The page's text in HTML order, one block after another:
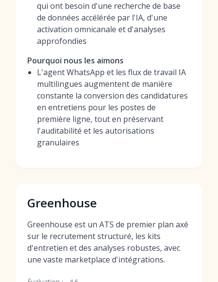
qui ont besoin d'une recherche de base
de données accélérée par l'IA, d'une
activation omnicanale et d'analyses
approfondies
Pourquoi nous les aimons
L'agent WhatsApp et les flux de travail IA
multilingues augmentent de manière
constante la conversion des candidatures
en entretiens pour les postes de
première ligne, tout en préservant
l'auditabilité et les autorisations
granulaires
Greenhouse
Greenhouse est un ATS de premier plan axé
sur le recrutement structuré, les kits
d'entretien et des analyses robustes, avec
une vaste marketplace d'intégrations.